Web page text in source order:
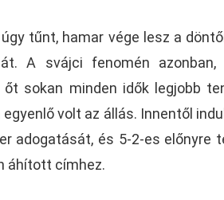
tűnt, hamar vége lesz a
A svájci fenomén
sokan minden idők legjobb
volt az állás. Innentől
adogatását, és 5-2-es előnyre
áhított címhez.